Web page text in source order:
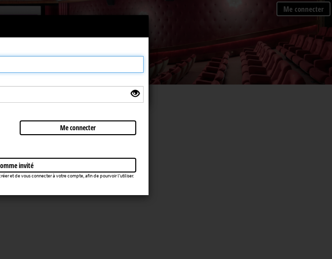
Me connecter
Me connecter
invité
et de vous connecter à votre compte, afin de pourvoir l’utiliser.